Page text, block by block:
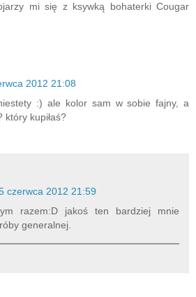
mi się z ksywką bohaterki Cougar
2012 21:08
:) ale kolor sam w sobie fajny, a
który kupiłaś?
czerwca 2012 21:59
razem:D jakoś ten bardziej mnie
generalnej.